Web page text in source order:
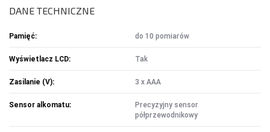
DANE TECHNICZNE
Pamięć: do 10 pomiarów
Wyświetlacz LCD: Tak
Zasilanie (V): 3 x AAA
Sensor alkomatu:
Precyzyjny sensor
półprzewodnikowy